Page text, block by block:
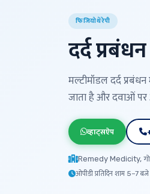
फिजियोथेरेपी
दर्द प्रबंधन
मल्टीमॉडल दर्द
जाता है और दवाओं पर
व्हाट्सऐप
Remedy Medicity,
ओपीडी प्रतिदिन शाम 5–7